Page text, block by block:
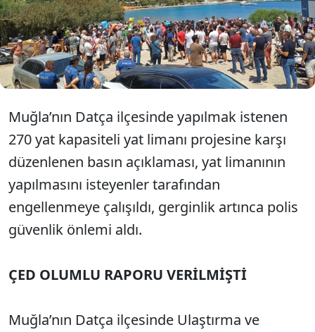
(Muğla Çevre Platformu) ve vatandaşlar
bugün bölgede eylem ve basın açıklaması
yaptı.
Muğla’nın Datça ilçesinde yapılmak istenen
270 yat kapasiteli yat limanı projesine karşı
düzenlenen basın açıklaması, yat limanının
yapılmasını isteyenler tarafından
engellenmeye çalışıldı, gerginlik artınca polis
güvenlik önlemi aldı.
ÇED OLUMLU RAPORU VERİLMİŞTİ
Muğla’nın Datça ilçesinde Ulaştırma ve